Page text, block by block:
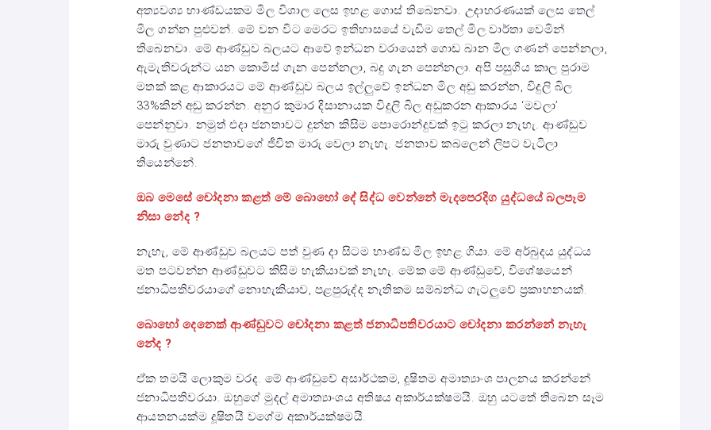
අත්‍යවශ්‍ය භාණ්ඩයකම මිල විශාල ලෙස ඉහළ ගොස් තිබෙනවා. උදාහරණයක් ලෙස තෙල්
මිල ගන්න පුළුවන්. මේ වන විට මෙරට ඉතිහාසයේ වැඩිම තෙල් මිල වාර්තා වෙමින්
තිබෙනවා. මේ ආණ්ඩුව බලයට ආවේ ඉන්ධන වරායෙන් ගොඩ බාන මිල ගණන් පෙන්නලා,
ඇමැතිවරුන්ට යන කොමිස් ගැන පෙන්නලා, බදු ගැන පෙන්නලා. අපි පසුගිය කාල පුරාම
මතක් කළ ආකාරයට මේ ආණ්ඩුව බලය ඉල්ලුවේ ඉන්ධන මිල අඩු කරන්න, විදුලි බිල
33%කින් අඩු කරන්න. අනුර කුමාර දිසානායක විදුලි බිල අඩුකරන ආකාරය ‘මවලා’
පෙන්නුවා. නමුත් එදා ජනතාවට දුන්න කිසිම පොරොන්දුවක් ඉටු කරලා නැහැ. ආණ්ඩුව
මාරු වුණාට ජනතාවගේ ජීවිත මාරු වෙලා නැහැ. ජනතාව කබලෙන් ලිපට වැටිලා
තියෙන්නේ.
ඔබ මෙසේ චෝදනා කළත් මේ බොහෝ දේ සිද්ධ වෙන්නේ මැදපෙරදිග යුද්ධයේ බලපෑම
නිසා නේද ?
නැහැ, මේ ආණ්ඩුව බලයට පත් වුණ දා සිටම භාණ්ඩ මිල ඉහළ ගියා. මේ අර්බුදය යුද්ධය
මත පටවන්න ආණ්ඩුවට කිසිම හැකියාවක් නැහැ. මේක මේ ආණ්ඩුවේ, විශේෂයෙන්
ජනාධිපතිවරයාගේ නොහැකියාව, පළපුරුද්ද නැතිකම සම්බන්ධ ගැටලුවේ ප්‍රකාහනයක්.
බොහෝ දෙනෙක් ආණ්ඩුවට චෝදනා කළත් ජනාධිපතිවරයාට චෝදනා කරන්නේ නැහැ
නේද ?
ඒක තමයි ලොකුම වරද. මේ ආණ්ඩුවේ අසාර්ථකම, දූෂිතම අමාත්‍යාංශ පාලනය කරන්නේ
ජනාධිපතිවරයා. ඔහුගේ මුදල් අමාත්‍යාංශය අතිෂය අකාර්යක්ෂමයි. ඔහු යටතේ තිබෙන සෑම
ආයතනයක්ම දූෂිතයි වගේම අකාර්යක්ෂමයි.